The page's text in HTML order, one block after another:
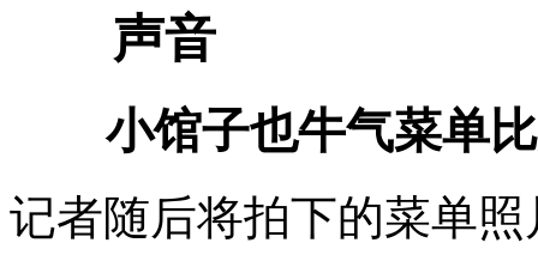
声音
小馆子也牛气菜单比
记者随后将拍下的菜单